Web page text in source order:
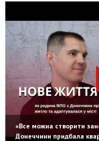
«Все можна створити
Донеччини придбала